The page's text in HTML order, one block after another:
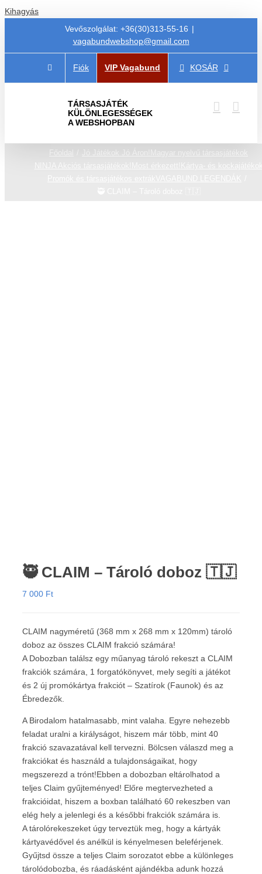
Kihagyás
Vevőszolgálat: +36(30)313-55-16 |
vagabundwebshop@gmail.com
Fiók VIP Vagabund KOSÁR
TÁRSASJÁTÉK
KÜLÖNLEGESSÉGEK
A WEBSHOPBAN
Főoldal Jó Játékok Jó Áron!
Magyar nyelvű társasjátékok
🥷 CLAIM – Tároló doboz 🇹🇯
7 000 Ft
CLAIM nagyméretű (368 mm x 268 mm x 120mm) tároló
doboz az összes CLAIM frakció számára!
A Dobozban találsz egy műanyag tároló rekeszt a CLAIM
frakciók számára, 1 forgatókönyvet, mely segíti a játékot
és 2 új promókártya frakciót – Szatírok (Faunok) és az
Ébredezők.
A Birodalom hatalmasabb, mint valaha. Egyre nehezebb
feladat uralni a királyságot, hiszem már több, mint 40
frakció szavazatával kell tervezni. Bölcsen válaszd meg a
frakciókat és használd a tulajdonságaikat, hogy
megszerezd a trónt!Ebben a dobozban eltárolhatod a
teljes Claim gyűjteményed! Előre megtervezheted a
frakcióidat, hiszem a boxban található 60 rekeszben van
elég hely a jelenlegi és a későbbi frakciók számára is.
A tárolórekeszeket úgy terveztük meg, hogy a kártyák
kártyavédővel és anélkül is kényelmesen beleférjenek.
Gyűjtsd össze a teljes Claim sorozatot ebbe a különleges
tárolódobozba, és ráadásként ajándékba adunk hozzá